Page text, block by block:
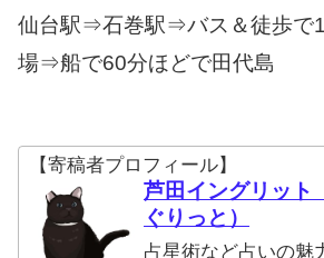
仙台駅⇒石巻駅⇒バス＆徒歩で
場⇒船で60分ほどで田代島
【寄稿者プロフィール】
芦田イングリット
ぐりっと）
占星術など占いの魅